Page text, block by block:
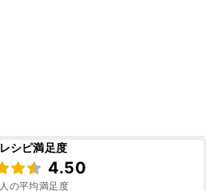
レシピ満足度
4.50
人の平均満足度